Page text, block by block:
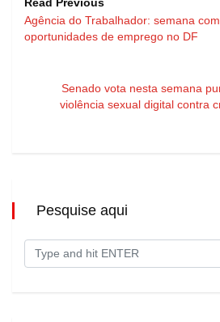
Agência do Trabalhador: semana
oportunidades de emprego no DF
Senado vota nesta semana
violência sexual digital contra
Pesquise aqui